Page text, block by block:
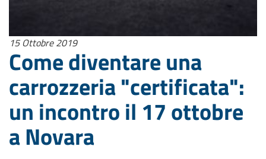
15 Ottobre 2019
Come diventare una
carrozzeria "certificata":
un incontro il 17 ottobre
a Novara